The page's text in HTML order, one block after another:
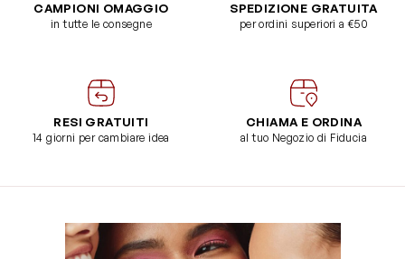
CAMPIONI OMAGGIO
in tutte le consegne
SPEDIZIONE GRATUITA
per ordini superiori a €50
RESI GRATUITI
14 giorni per cambiare idea
CHIAMA E ORDINA
al tuo Negozio di Fiducia